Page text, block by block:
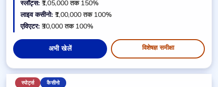
स्लॉट्स: ₹1,05,000 तक 150%
लाइव कसीनो: ₹1,00,000 तक 100%
एविएटर: ₹30,000 तक 100%
अभी खेलें विशेषज्ञ समीक्षा
स्पोर्ट्स कैसीनो